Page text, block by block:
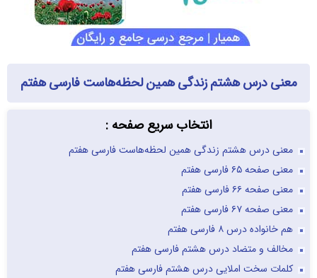
معنی درس هشتم زندگی همین لحظه‌هاست فارسی هفتم
انتخاب سریع صفحه :
معنی درس هشتم زندگی همین لحظه‌هاست فارسی هفتم
معنی صفحه ۶۵ فارسی هفتم
معنی صفحه ۶۶ فارسی هفتم
معنی صفحه ۶۷ فارسی هفتم
هم خانواده درس ۸ فارسی هفتم
مخالف و متضاد درس هشتم فارسی هفتم
کلمات سخت املایی درس هشتم فارسی هفتم